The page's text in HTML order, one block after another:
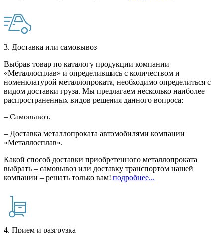
3. Доставка или самовывоз
Выбрав товар по каталогу продукции компании
«Металлосплав» и определившись с количеством и
номенклатурой металлопроката, необходимо определиться с
видом доставки груза. Мы предлагаем несколько наиболее
распространенных видов решения данного вопроса:
– Самовывоз.
– Доставка металлопроката автомобилями компании
«Металлосплав».
Какой способ доставки приобретенного металлопроката
выбрать – самовывоз или доставку транспортом нашей
компании – решать только вам! подробнее...
4. Прием и разгрузка